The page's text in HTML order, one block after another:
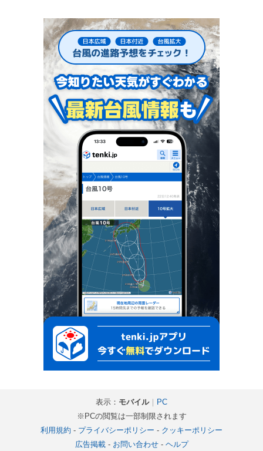
表示： モバイル｜ PC
※PCの閲覧は一部制限されます
利用規約 - プライバシーポリシー - クッキーポリシー
広告掲載- お問い合わせ- ヘルプ